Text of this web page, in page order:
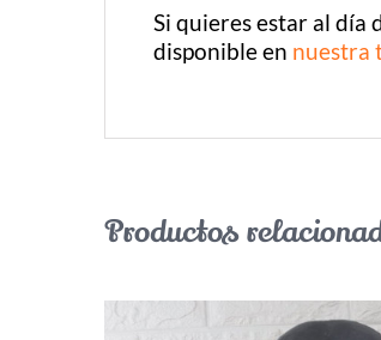
Si quieres estar al día
disponible en nuestra
Productos